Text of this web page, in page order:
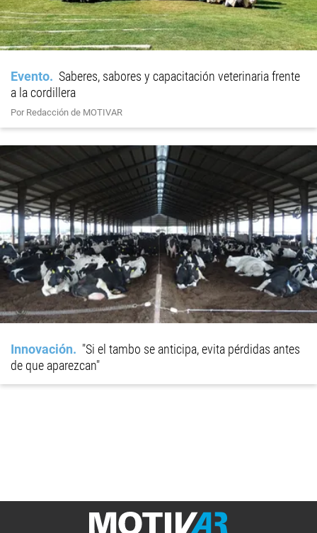
Evento
Saberes, sabores y capacitación veterinaria frente
a la cordillera
Por Redacción de MOTIVAR
Innovación
"Si el tambo se anticipa, evita pérdidas antes
de que aparezcan"